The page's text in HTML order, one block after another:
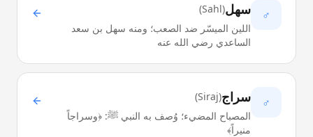
♂ سهل(
Sahl
)
اللين الميسّر ضد الصعب؛ ومنه سهل بن سعد
الساعدي رضي الله عنه
♂ سراج(
Siraj
)
المصباح المضيء؛ وُصف به النبي ﷺ: ﴿وسراجاً
منيراً﴾